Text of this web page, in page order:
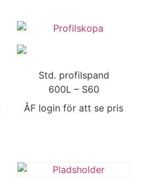
Std. profilspand
600L – S60
ÅF login för att se pris